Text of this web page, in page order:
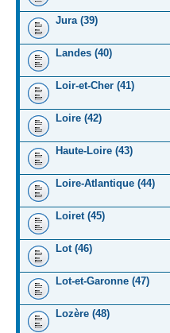
Jura (39)
Landes (40)
Loir-et-Cher (41)
Loire (42)
Haute-Loire (43)
Loire-Atlantique (44)
Loiret (45)
Lot (46)
Lot-et-Garonne (47)
Lozère (48)